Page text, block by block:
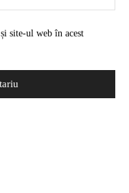
site-ul web în acest